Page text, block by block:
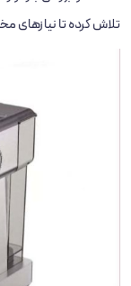
تلاش کرده تا نیازهای